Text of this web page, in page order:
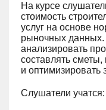
На курсе
стоимость
услуг на основе
рыночных данных.
анализировать
составлять
и оптимизировать
Слушатели учатся: